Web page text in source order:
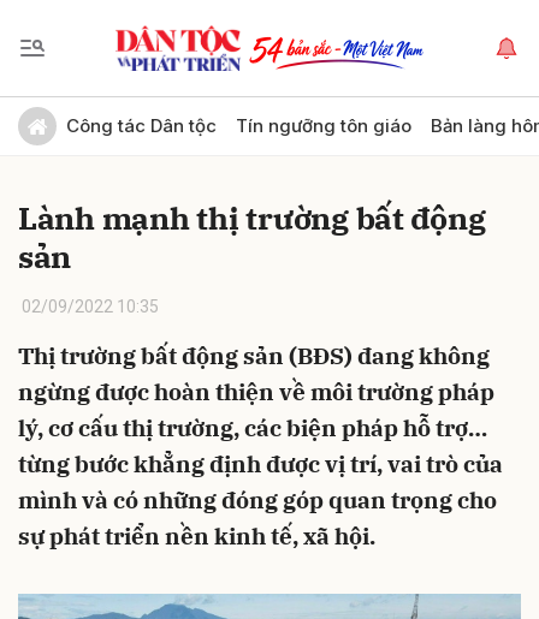
Công tác Dân tộc Tín ngưỡng tôn giáo Bản làng
Lành mạnh thị trường bất động
sản
02/09/2022 10:35
Thị trường bất động sản (BĐS) đang không
ngừng được hoàn thiện về môi trường pháp
lý, cơ cấu thị trường, các biện pháp hỗ trợ…
từng bước khẳng định được vị trí, vai trò của
mình và có những đóng góp quan trọng cho
sự phát triển nền kinh tế, xã hội.
Gửi bình luận
Hủy Gửi